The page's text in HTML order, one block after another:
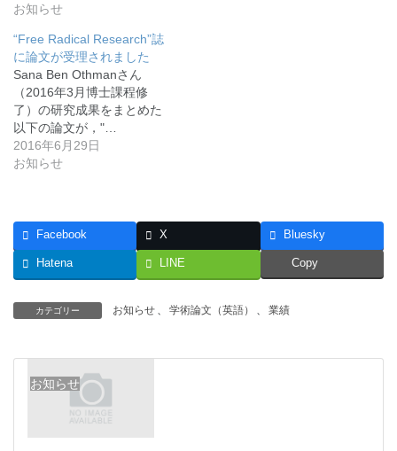
お知らせ
“Free Radical Research”誌
に論文が受理されました
Sana Ben Othmanさん
（2016年3月博士課程修
了）の研究成果をまとめた
以下の論文が，"…
2016年6月29日
お知らせ
Facebook X Bluesky
Hatena LINE Copy
カテゴリー お知らせ 、 学術論文（英語） 、 業績
お知らせ